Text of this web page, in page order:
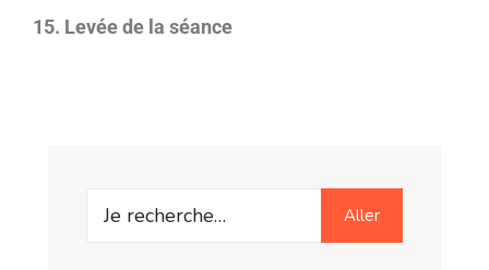
15. Levée de la séance
Aller